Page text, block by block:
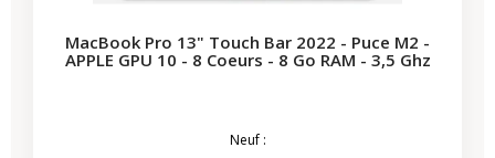
MacBook Pro 13" Touch Bar 2022 - Puce M2 -
APPLE GPU 10 - 8 Coeurs - 8 Go RAM - 3,5 Ghz
Neuf :